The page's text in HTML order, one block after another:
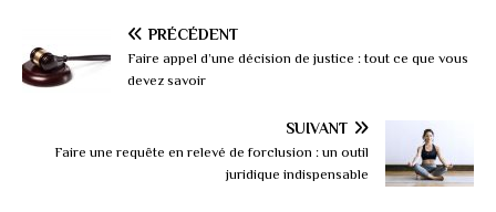
PRÉCÉDENT
Faire appel d’une décision de justice : tout ce que vous
devez savoir
SUIVANT
Faire une requête en relevé de forclusion : un outil
juridique indispensable